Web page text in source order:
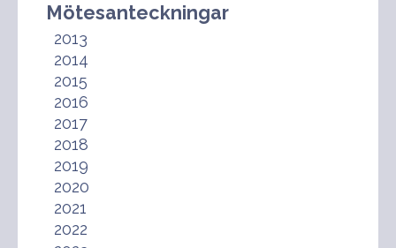
Mötesanteckningar
2013
2014
2015
2016
2017
2018
2019
2020
2021
2022